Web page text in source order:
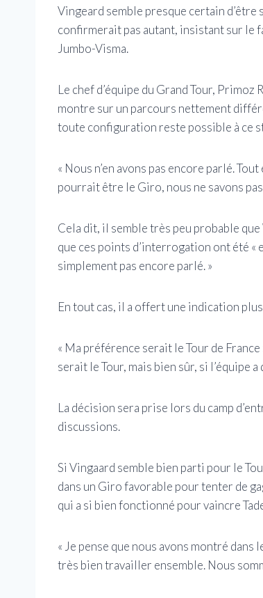
Vingeard semble presque certain d’être
confirmerait pas autant, insistant sur le
Jumbo-Visma.
Le chef d’équipe du Grand Tour,
montre sur un parcours nettement
toute configuration reste possible à ce
« Nous n’en avons pas encore parlé.
pourrait être le Giro, nous ne savons
Cela dit, il semble très peu probable
que ces points d’interrogation ont été «
simplement pas encore parlé. »
En tout cas, il a offert une indication
« Ma préférence serait le Tour de
serait le Tour, mais bien sûr, si l’équipe
La décision sera prise lors du camp
discussions.
Si Vingaard semble bien parti pour le
dans un Giro favorable pour tenter de
qui a si bien fonctionné pour vaincre
« Je pense que nous avons montré
très bien travailler ensemble. Nous